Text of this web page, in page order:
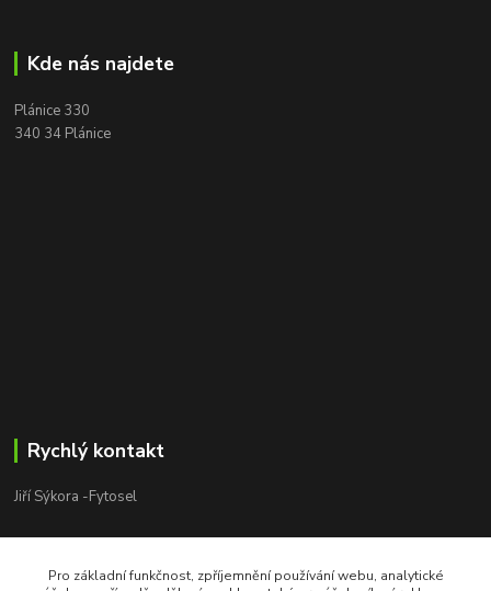
Kde nás najdete
Plánice 330
340 34 Plánice
Rychlý kontakt
Jiří Sýkora -Fytosel
+420 603 170 413
Pro základní funkčnost, zpříjemnění používání webu, analytické